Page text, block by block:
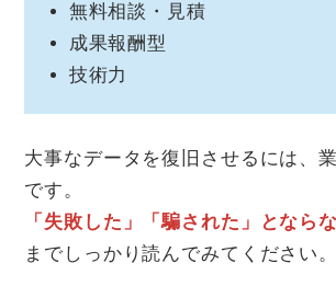
無料相談・見積
成果報酬型
技術力
大事なデータを復旧させるには、
です。
「失敗した」「騙された」となら
までしっかり読んでみてください。